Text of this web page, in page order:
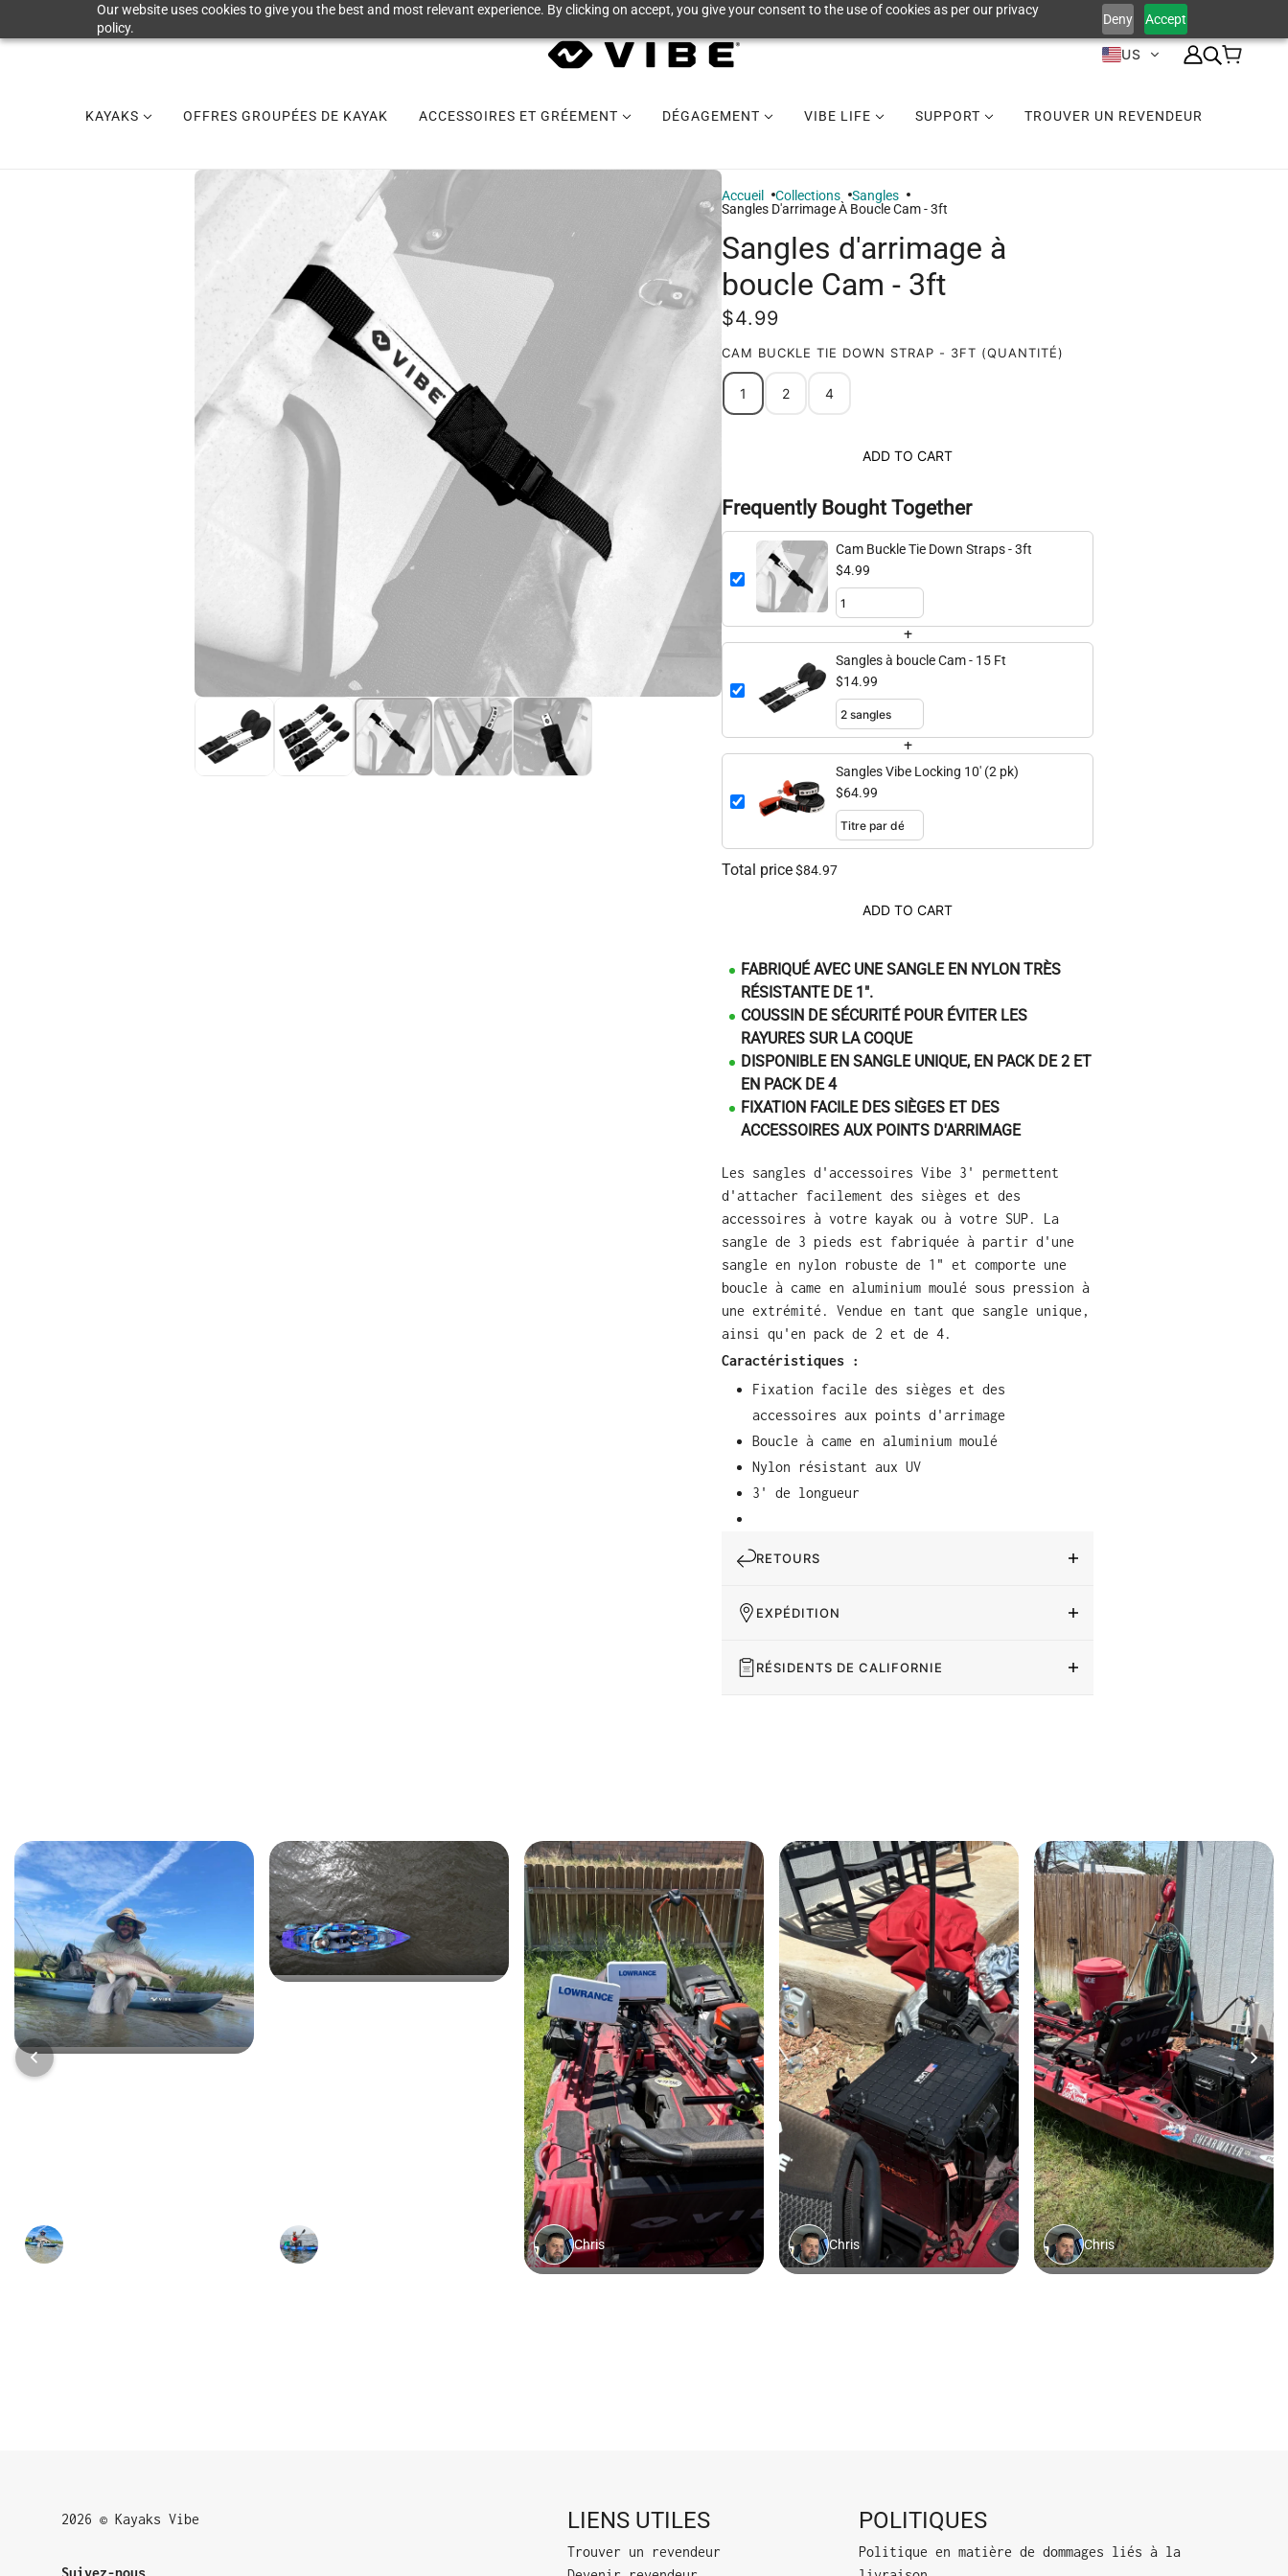
Our website uses cookies to give you the best and most relevant experience. By clicking on accept, you give your consent to the use of cookies as per our privacy
policy.
Deny Accept
US
KAYAKS OFFRES GROUPÉES DE KAYAK ACCESSOIRES ET GRÉEMENT DÉGAGEMENT VIBE LIFE SUPPORT TROUVER UN REVENDEUR
Accueil Collections
Sangles
Sangles D'arrimage À Boucle Cam - 3ft
Sangles d'arrimage à
boucle Cam - 3ft
$4.99
CAM BUCKLE TIE DOWN STRAP - 3FT (QUANTITÉ)
1 2 4
ADD TO CART
Frequently Bought Together
Cam Buckle Tie Down Straps - 3ft
$4.99
+
Sangles à boucle Cam - 15 Ft
$14.99
+
Sangles Vibe Locking 10' (2 pk)
$64.99
Total price$84.97
ADD TO CART
FABRIQUÉ AVEC UNE SANGLE EN NYLON TRÈS
RÉSISTANTE DE 1".
COUSSIN DE SÉCURITÉ POUR ÉVITER LES
RAYURES SUR LA COQUE
DISPONIBLE EN SANGLE UNIQUE, EN PACK DE 2 ET
EN PACK DE 4
FIXATION FACILE DES SIÈGES ET DES
ACCESSOIRES AUX POINTS D'ARRIMAGE
Les sangles d'accessoires Vibe 3' permettent
d'attacher facilement des sièges et des
accessoires à votre kayak ou à votre SUP.
La
sangle de 3 pieds est fabriquée à partir d'une
sangle en nylon robuste de 1" et comporte une
boucle à came en aluminium moulé sous pression à
une extrémité. Vendue en tant que sangle unique,
ainsi qu'en pack de 2 et de 4.
Caractéristiques :
Fixation facile des sièges et des
accessoires aux points d'arrimage
Boucle à came en aluminium moulé
Nylon résistant aux UV
3' de longueur
RETOURS
EXPÉDITION
RÉSIDENTS DE CALIFORNIE
2026 © Kayaks Vibe
Suivez-nous
LIENS UTILES
Trouver un revendeur
POLITIQUES
Politique en matière de dommages liés à la